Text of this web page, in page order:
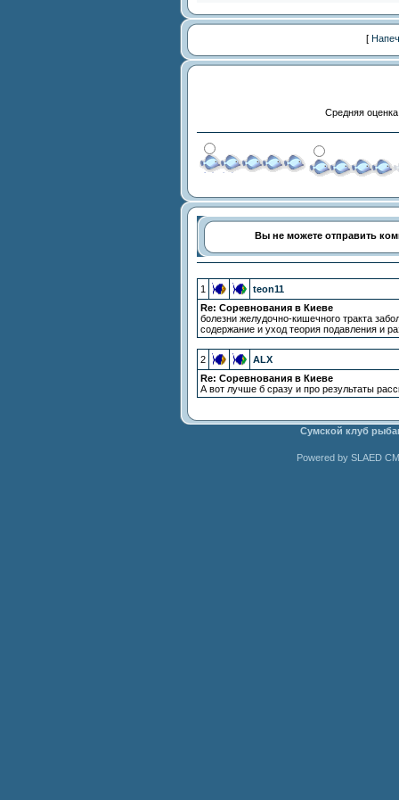
[
Средняя
Вы не можете отправить
1
teon11
Re: Cоревнования в Киеве
болезни желудочно-кишечного тракта
содержание и уход теория подавления и
2
ALX
Re: Cоревнования в Киеве
А вот лучше б сразу и про результаты
Сумской клуб
Powered by SLAED